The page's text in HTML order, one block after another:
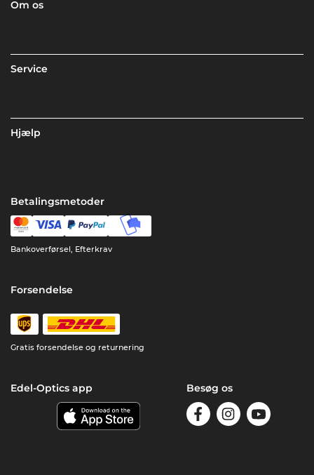
Om os
Service
Hjælp
Betalingsmetoder
Bankoverførsel, Efterkrav
Forsendelse
Gratis forsendelse og returnering
Edel-Optics app Besøg os